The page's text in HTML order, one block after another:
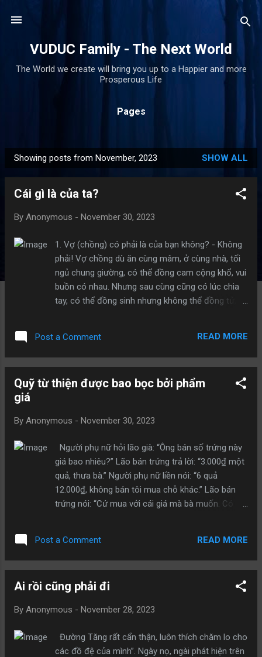
VUDUC Family - The Next World
The World we create will bring you up to a Happier and more
Prosperous Life
Pages
o
Showing posts from November, 2023 SHOW ALL
Cái gì là của ta?
By Anonymous - November 30, 2023
1. Vợ (chồng) có phải là của bạn không? - Không
phải! Vợ chồng dù ăn cùng mâm, ở cùng nhà, tối
ngủ chung giường, có thể đồng cam cộng khổ, vui
buồn có nhau. Nhưng sau cùng cũng có lúc chia
tay, có thể đồng sinh nhưng không thể đồng tử,
không? - Không phải! Bố mẹ và con cái tuy là có
quan hệ huyết thống, nhưng đó cũng chỉ là mối
cảm, chăm sóc lẫn nhau v.v...Những điều ấy tạo
thể tiễn bạn đi, chứ không có khả năng đưa bạn
trở lại. 3. Tiền tài có phải là của bạn không? -
Không phải! Bạn ra sức nỗ lực kiếm tiền, sau rồi
lại nghĩ cách tiêu đi. Cho dù tài khoản ngân hàng
của bạn có bao nhiêu tiền, đó cũng chỉ là vật
ngoài thân, sinh không đem đến, tử không đem đi.
4. Nhà cửa, xe cộ có phải là của bạn không? -
SỨC...
Post a Comment READ MORE
Quỹ từ thiện được bao bọc bởi phẩm
giá
By Anonymous - November 30, 2023
Người phụ nữ hỏi lão già: “Ông bán số trứng này
giá bao nhiêu?” Lão bán trứng trả lời: “3.000₫ một
quả, thưa bà.” Người phụ nữ liền nói: “6 quả
12.000₫, không bán tôi mua chỗ khác.” Lão bán
trứng nói: “Cứ mua với cái giá mà bà muốn. Có
quả trứng và rời đi, lòng thầm đắc thắng. Bà ta
ngồi trên chiếc ô tô ưa thích của mình, tới một
đó, bà và người bạn gọi bất cứ món ăn nào họ
giá 1.950.000₫ trả tới 2 triệu và còn dặn người chủ
nhà hàng không cần thối lại. Tình huống này xem
ra khá quen thuộc với người chủ cửa hàng, nhưng
Post a Comment READ MORE
Ai rồi cũng phải đi
By Anonymous - November 28, 2023
Đường Tăng rất cẩn thận, luôn thích chăm lo cho
các đồ đệ của mình”. Ngày nọ, ngài phát hiện trên